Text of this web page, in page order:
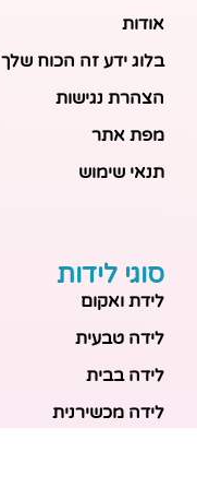
אודות
בלוג ידע זה הכוח שלך
הצהרת נגישות
מפת אתר
תנאי שימוש
סוגי לידות
לידת ואקום
לידה טבעית
לידה בבית
לידה מכשירנית